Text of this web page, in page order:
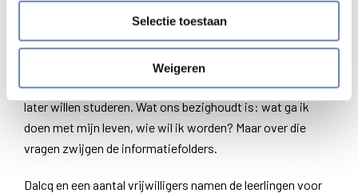
Selectie toestaan
Weigeren
over vertelde in de klas
leerlingen rustig. Ze gaven aan ook eens te willen proeven
van die rust en stilte. De prestatiedruk is hoog, zeiden ze,
en universiteiten zijn alleen maar geïnteresseerd in wat wij
later willen studeren. Wat ons bezighoudt is: wat ga ik
doen met mijn leven, wie wil ik worden? Maar over die
vragen zwijgen de informatiefolders.
Dalcq en een aantal vrijwilligers namen de leerlingen voor